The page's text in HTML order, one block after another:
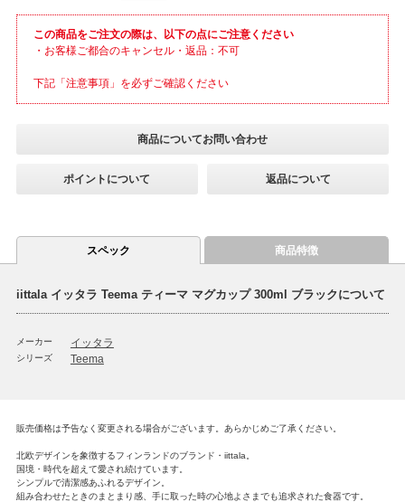
この商品をご注文の際は、以下の点にご注意ください
・お客様ご都合のキャンセル・返品：不可
下記「注意事項」を必ずご確認ください
商品についてお問い合わせ
ポイントについて 返品について
スペック 商品特徴
iittala イッタラ Teema ティーマ マグカップ 300ml ブラックについて
メーカー イッタラ
シリーズ Teema
販売価格は予告なく変更される場合がございます。あらかじめご了承ください。
北欧デザインを象徴するフィンランドのブランド・iittala。
国境・時代を超えて愛され続けています。
シンプルで清潔感あふれるデザイン。
組み合わせたときのまとまり感、手に取った時の心地よさまでも追求された食器です。